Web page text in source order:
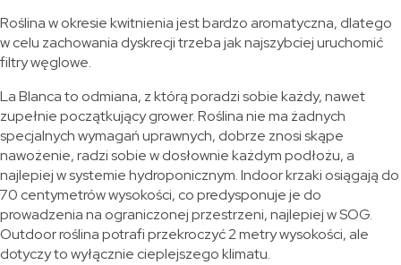
Roślina w okresie kwitnienia jest bardzo aromatyczna, dlatego
w celu zachowania dyskrecji trzeba jak najszybciej uruchomić
filtry węglowe.
La Blanca to odmiana, z którą poradzi sobie każdy, nawet
zupełnie początkujący grower. Roślina nie ma żadnych
specjalnych wymagań uprawnych, dobrze znosi skąpe
nawożenie, radzi sobie w dosłownie każdym podłożu, a
najlepiej w systemie hydroponicznym. Indoor krzaki osiągają do
70 centymetrów wysokości, co predysponuje je do
prowadzenia na ograniczonej przestrzeni, najlepiej w SOG.
Outdoor roślina potrafi przekroczyć 2 metry wysokości, ale
dotyczy to wyłącznie cieplejszego klimatu.